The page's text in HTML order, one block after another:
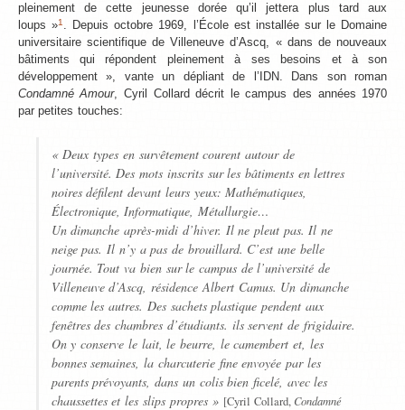
pleinement de cette jeunesse dorée qu’il jettera plus tard aux
loups »1 . Depuis octobre 1969, l’École est installée sur le Domaine
universitaire scientifique de Villeneuve d’Ascq, « dans de nouveaux
bâtiments qui répondent pleinement à ses besoins et à son
développement », vante un dépliant de l’IDN. Dans son roman
Condamné Amour, Cyril Collard décrit le campus des années 1970
par petites touches:
« Deux types en survêtement courent autour de
l’université. Des mots inscrits sur les bâtiments en lettres
noires défilent devant leurs yeux: Mathématiques,
Électronique, Informatique, Métallurgie…
Un dimanche après-midi d’hiver. Il ne pleut pas. Il ne
neige pas. Il n’y a pas de brouillard. C’est une belle
journée. Tout va bien sur le campus de l’université de
Villeneuve d’Ascq, résidence Albert Camus. Un dimanche
comme les autres. Des sachets plastique pendent aux
fenêtres des chambres d’étudiants. ils servent de frigidaire.
On y conserve le lait, le beurre, le camembert et, les
bonnes semaines, la charcuterie fine envoyée par les
parents prévoyants, dans un colis bien ficelé, avec les
chaussettes et les slips propres » [Cyril Collard, Condamné